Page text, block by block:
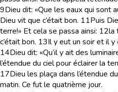
9Dieu dit: «Que les eaux qui sont
Dieu vit que c’était bon. 11Puis
terre!» Et cela se passa ainsi: 12la
c’était bon. 13Il y eut un soir et il y
14Dieu dit: «Qu’il y ait des
l’étendue du ciel pour éclairer la
17Dieu les plaça dans l’étendue
matin. Ce fut le quatrième jour.